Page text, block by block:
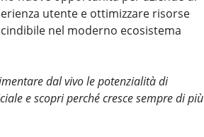
utente e ottimizzare risorse
nel moderno ecosistema
dal vivo le potenzialità di
e scopri perché cresce sempre di più